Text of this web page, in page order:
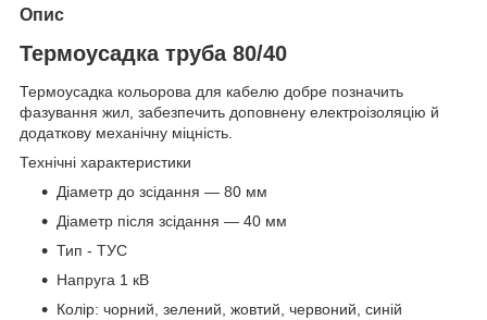
Опис
Термоусадка труба 80/40
Термоусадка кольорова для кабелю добре позначить
фазування жил, забезпечить доповнену електроізоляцію й
додаткову механічну міцність.
Технічні характеристики
Діаметр до зсідання — 80 мм
Діаметр після зсідання — 40 мм
Тип - ТУС
Напруга 1 кВ
Колір: чорний, зелений, жовтий, червоний, синій